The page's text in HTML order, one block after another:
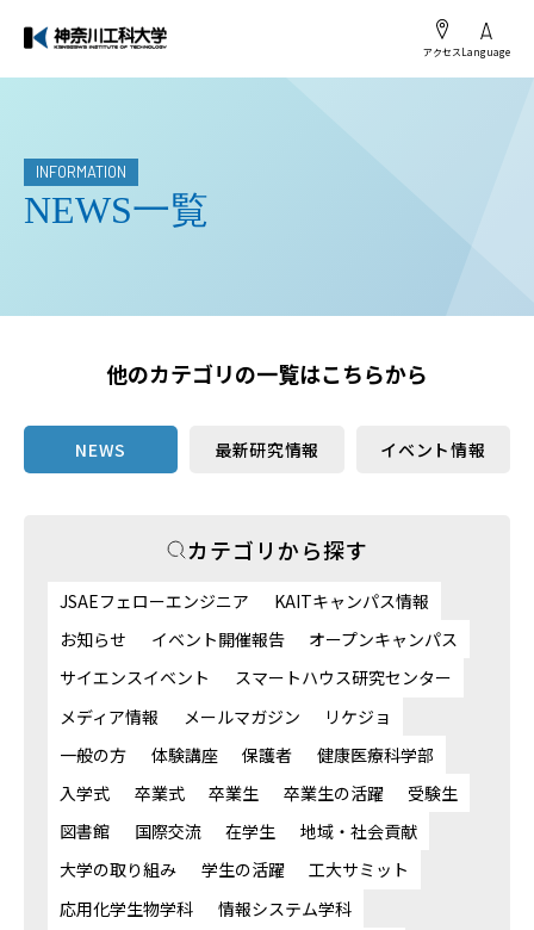
アクセスLanguage
INFORMATION
NEWS一覧
他のカテゴリの一覧はこちらから
NEWS 最新研究情報 イベント情報
カテゴリから探す
JSAEフェローエンジニア
KAITキャンパス情報
お知らせ
イベント開催報告
オープンキャンパス
サイエンスイベント
スマートハウス研究センター
メディア情報
メールマガジン
リケジョ
一般の方
体験講座 保護者
健康医療科学部
入学式
卒業式 卒業生 卒業生の活躍
受験生
図書館
国際交流 在学生
地域・社会貢献
大学の取り組み
学生の活躍
工大サミット
応用化学生物学科
情報システム学科